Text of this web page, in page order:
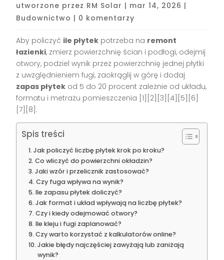
utworzone przez RM Solar | mar 14, 2026 |
Budownictwo | 0 komentarzy
Aby policzyć ile płytek potrzeba na remont
łazienki, zmierz powierzchnię ścian i podłogi, odejmij
otwory, podziel wynik przez powierzchnię jednej płytki
z uwzględnieniem fugi, zaokrąglij w górę i dodaj
zapas płytek od 5 do 20 procent zależnie od układu,
formatu i metrażu pomieszczenia [1][2][3][4][5][6]
[7][8].
Spis treści
Jak policzyć liczbę płytek krok po kroku?
Co wliczyć do powierzchni okładzin?
Jaki wzór i przelicznik zastosować?
Czy fuga wpływa na wynik?
Ile zapasu płytek doliczyć?
Jak format i układ wpływają na liczbę płytek?
Czy i kiedy odejmować otwory?
Ile kleju i fugi zaplanować?
Czy warto korzystać z kalkulatorów online?
Jakie błędy najczęściej zawyżają lub zaniżają
wynik?